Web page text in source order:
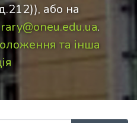
або на
.
та інша